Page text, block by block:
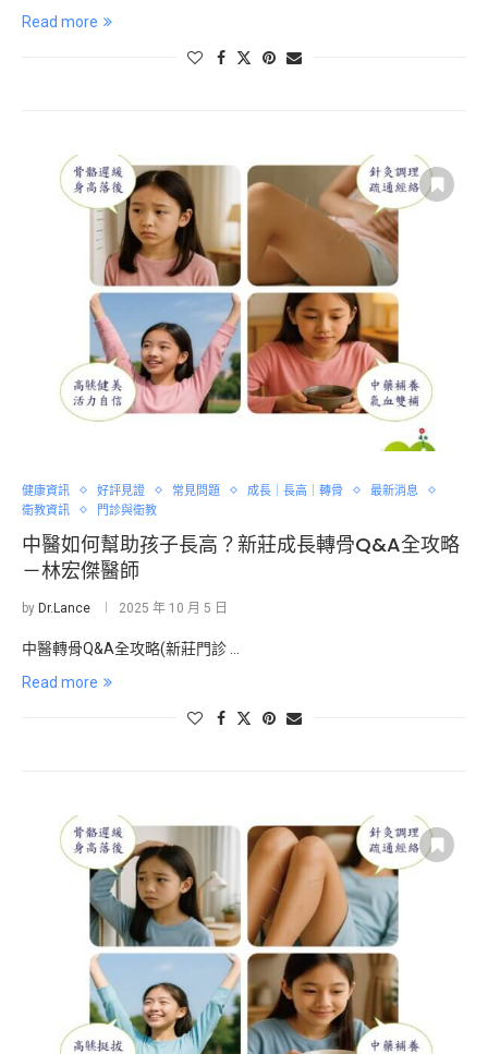
Read more
健康資訊 好評見證 常見問題 成長｜長高｜轉骨
最新消息
衛教資訊
門診與衛教
中醫如何幫助孩子長高？新莊成長轉骨Q&A全攻略
－林宏傑醫師
by Dr.Lance 2025 年 10 月 5 日
中醫轉骨Q&A全攻略(新莊門診 …
Read more